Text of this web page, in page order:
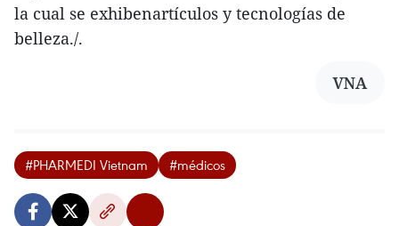
la cual se exhibenartículos y tecnologías de
belleza./.
VNA
#PHARMEDI Vietnam #médicos